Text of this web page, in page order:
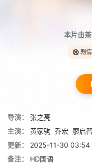
本片由
剧
导演：
张之亮
主演：
黄家驹 乔宏 廖启智
更新：
2025-11-30 03:54
备注：
HD国语